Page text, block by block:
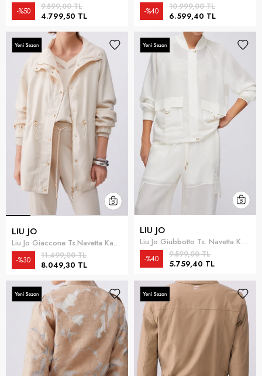
4.799,50 TL
9.599,00 TL
%50
6.599,40 TL
10.999,00 TL
%40
LIU JO
Liu Jo Giaccone Ts.Navetta Kadın Mont Çok Renkli
8.049,30 TL
11.499,00 TL
%30
LIU JO
Liu Jo Giubbotto Ts. Navetta Kadın Mont Beyaz
5.759,40 TL
9.599,00 TL
%40